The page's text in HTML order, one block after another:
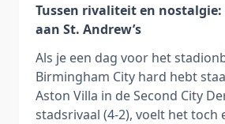
Tussen rivaliteit en nostalgie:
aan St. Andrew’s
Als je een dag voor het
Birmingham City hard hebt
Aston Villa in de Second City
stadsrivaal (4-2), voelt het toch